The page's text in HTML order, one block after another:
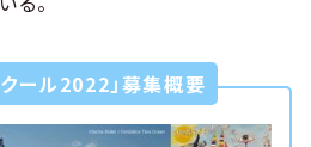
ール2022」募集概要